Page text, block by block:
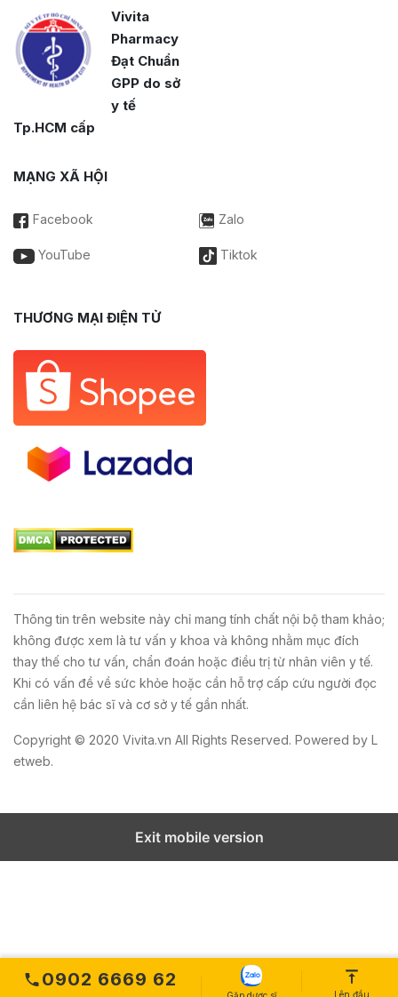
Vivita
Pharmacy
Đạt Chuẩn
GPP do sở
y tế
Tp.HCM cấp
MẠNG XÃ HỘI
Facebook Zalo
YouTube Tiktok
THƯƠNG MẠI ĐIỆN TỬ
Thông tin trên website này chỉ mang tính chất nội bộ tham khảo;
không được xem là tư vấn y khoa và không nhằm mục đích
thay thế cho tư vấn, chẩn đoán hoặc điều trị từ nhân viên y tế.
Khi có vấn đề về sức khỏe hoặc cần hỗ trợ cấp cứu người đọc
cần liên hệ bác sĩ và cơ sở y tế gần nhất.
Copyright © 2020 Vivita.vn All Rights Reserved. Powered by L
etweb.
0902 6669 62
Lên đầu
Exit mobile version